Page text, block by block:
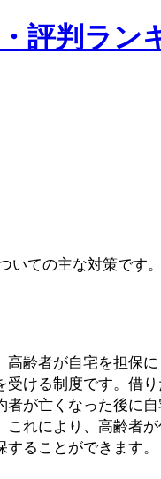
いての主な対策です
高齢者が自宅を担保
受ける制度です。借
者が亡くなった後に
これにより、高齢者
ることができます。